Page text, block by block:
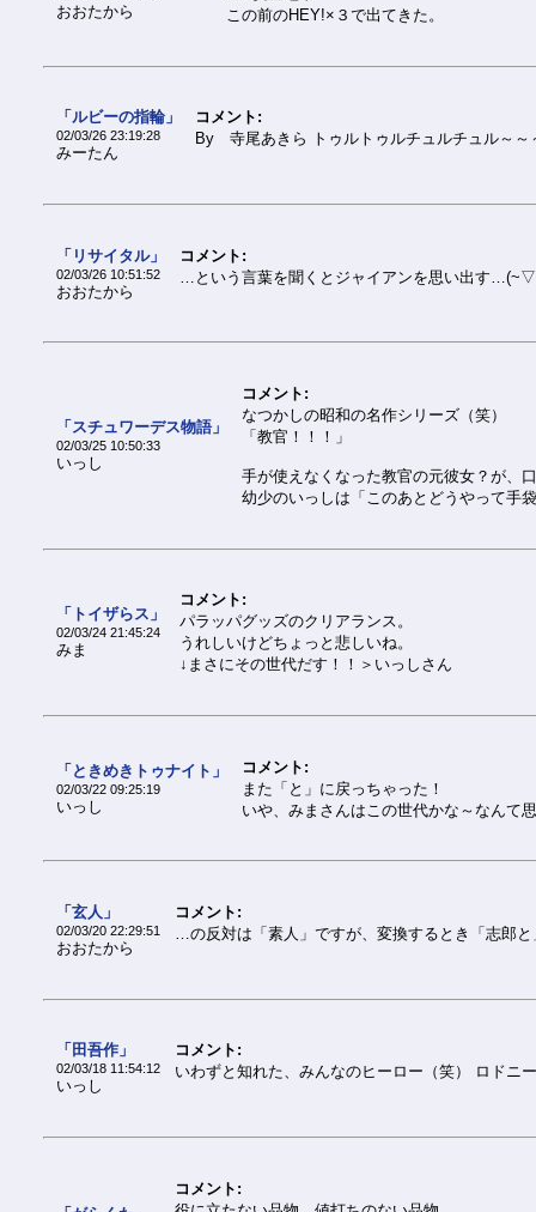
おおたから
この前のHEY!×３で出てきた。
「ルビーの指輪」
02/03/26 23:19:28
みーたん
コメント:
By 寺尾あきら トゥルトゥルチュルチュル～～
「リサイタル」
02/03/26 10:51:52
おおたから
コメント:
…という言葉を聞くとジャイアンを思い出す
「スチュワーデス物語」
02/03/25 10:50:33
いっし
コメント:
なつかしの昭和の名作シリーズ（笑）
「教官！！！」
手が使えなくなった教官の元彼女？が、
幼少のいっしは「このあとどうやって手
「トイザらス」
02/03/24 21:45:24
みま
コメント:
パラッパグッズのクリアランス。
うれしいけどちょっと悲しいね。
↓まさにその世代だす！！＞いっしさん
「ときめきトゥナイト」
02/03/22 09:25:19
いっし
コメント:
また「と」に戻っちゃった！
いや、みまさんはこの世代かな～なんて
「玄人」
02/03/20 22:29:51
おおたから
コメント:
…の反対は「素人」ですが、変換するとき「志郎
「田吾作」
02/03/18 11:54:12
いっし
コメント:
いわずと知れた、みんなのヒーロー（笑） ロドニ
コメント: